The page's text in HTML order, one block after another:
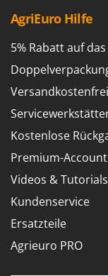
AgriEuro Hilfe
5% Rabatt auf
Versandkostenfrei
Kostenlose
Premium-Account
Videos & Tutorials
Kundenservice
Ersatzteile
Agrieuro PRO